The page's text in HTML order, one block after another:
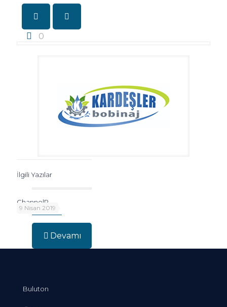
0
İlgili Yazılar
9 Nisan 2019
ChannelR
Devamı
Buluton